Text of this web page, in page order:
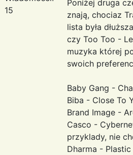
15
Poniżej druga
znają, chociaz
lista była
czy Too Too -
muzyka której
swoich
Baby Gang -
Biba - Close To
Brand Image -
Casco -
przyklady, nie
Dharma - Plastic